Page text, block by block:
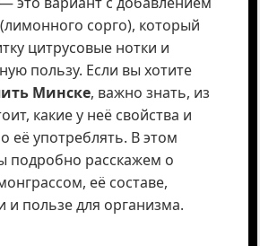
сорго), который
цитрусовые нотки и
пользу. Если вы хотите
Минске, важно знать, из
какие у неё свойства и
её употреблять. В этом
подробно расскажем о
её составе,
и пользе для организма.